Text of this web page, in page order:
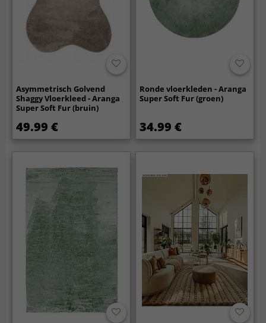
Asymmetrisch Golvend
Shaggy Vloerkleed - Aranga
Super Soft Fur (bruin)
49.99 €
Ronde vloerkleden - Aranga
Super Soft Fur (groen)
34.99 €